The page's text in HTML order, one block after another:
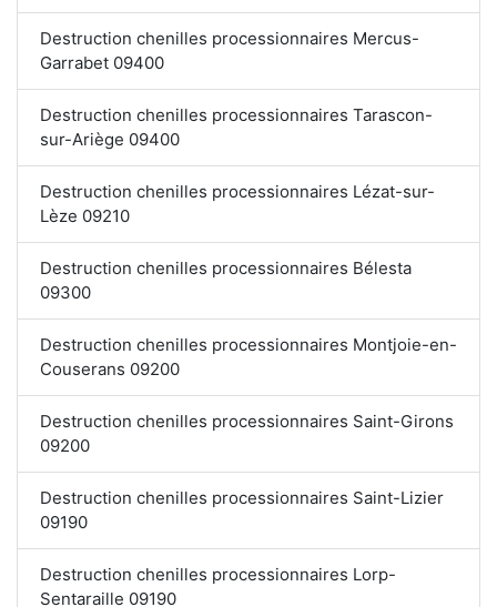
Destruction chenilles processionnaires Mercus-
Garrabet 09400
Destruction chenilles processionnaires Tarascon-
sur-Ariège 09400
Destruction chenilles processionnaires Lézat-sur-
Lèze 09210
Destruction chenilles processionnaires Bélesta
09300
Destruction chenilles processionnaires Montjoie-en-
Couserans 09200
Destruction chenilles processionnaires Saint-Girons
09200
Destruction chenilles processionnaires Saint-Lizier
09190
Destruction chenilles processionnaires Lorp-
Sentaraille 09190